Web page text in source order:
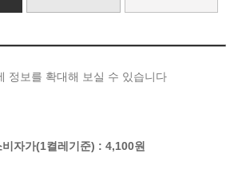
정보를 확대해 보실 수 있습니다
비자가(1켤레기준) : 4,100원